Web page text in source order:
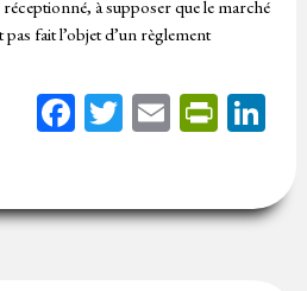
à supposer que le marché
fait l’objet d’un règlement
Facebook
Twitter
Email